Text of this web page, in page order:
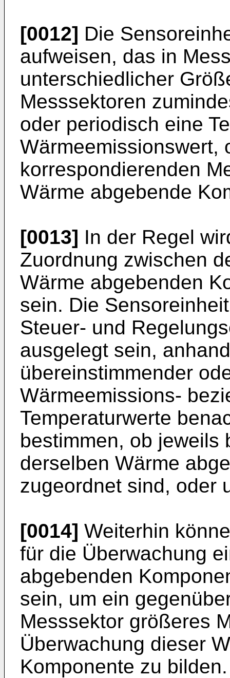
[0012] Die
aufweisen, das in
unterschiedlicher
Messsektoren
oder periodisch eine
Wärmeemissionswert,
korrespondierenden
Wärme abgebende
[0013] In der Regel
Zuordnung zwischen
Wärme abgebenden
sein. Die
Steuer- und
ausgelegt sein,
übereinstimmender
Wärmeemissions-
Temperaturwerte
bestimmen, ob jeweils
derselben Wärme
zugeordnet sind, oder
[0014] Weiterhin
für die Überwachung
abgebenden
sein, um ein
Messsektor größeres
Überwachung dieser
Komponente zu bilden.